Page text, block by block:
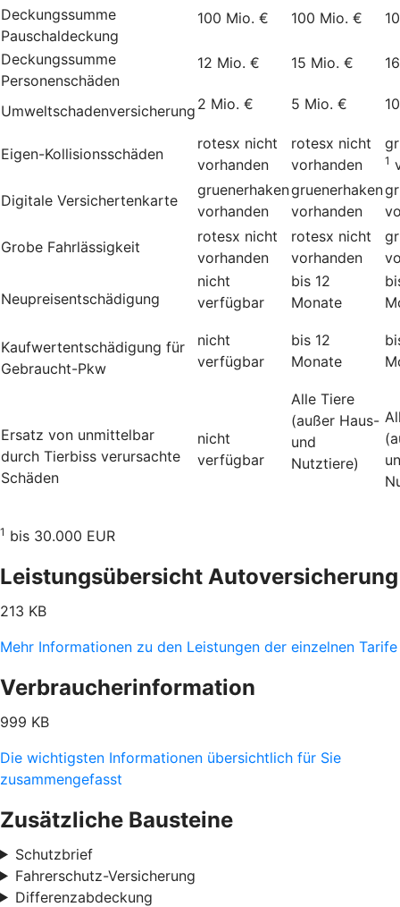
Deckungssumme
Pauschaldeckung
100 Mio. € 100 Mio. €
Deckungssumme
Personenschäden
12 Mio. € 15 Mio. €
Umweltschadenversicherung 2 Mio. € 5 Mio. €
Eigen-Kollisionsschäden
rotesx nicht
vorhanden
rotesx nicht
vorhanden
1
Digitale Versichertenkarte
gruenerhaken
vorhanden
gruenerhaken
vorhanden
Grobe Fahrlässigkeit
rotesx nicht
vorhanden
rotesx nicht
vorhanden
Neupreisentschädigung
nicht
verfügbar
bis 12
Monate
Kauf­wert­entschädi­gung für
Gebraucht-Pkw
nicht
verfügbar
bis 12
Monate
Ersatz von unmittelbar
durch Tierbiss verur­sachte
Schäden
nicht
verfügbar
Alle Tiere
(außer Haus-
und
Nutztiere)
1 bis 30.000 EUR
Leistungsübersicht Autoversicherung
213 KB
Mehr Informationen zu den Leistungen der einzelnen Tarife
Verbraucherinformation
999 KB
Die wichtigsten Informationen übersichtlich für Sie
zusammengefasst
Zusätzliche Bausteine
Schutzbrief
Fahrerschutz-Versicherung
Differenzabdeckung